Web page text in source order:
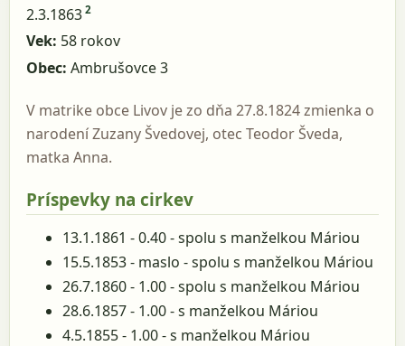
2.3.1863 2
Vek: 58 rokov
Obec: Ambrušovce 3
V matrike obce Livov je zo dňa 27.8.1824 zmienka o
narodení Zuzany Švedovej, otec Teodor Šveda,
matka Anna.
Príspevky na cirkev
13.1.1861 - 0.40 - spolu s manželkou Máriou
15.5.1853 - maslo - spolu s manželkou Máriou
26.7.1860 - 1.00 - spolu s manželkou Máriou
28.6.1857 - 1.00 - s manželkou Máriou
4.5.1855 - 1.00 - s manželkou Máriou